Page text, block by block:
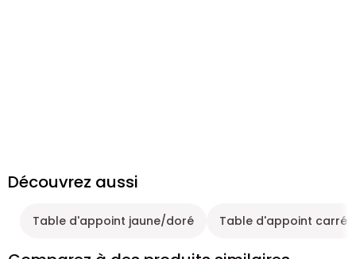
Découvrez aussi
Table d'appoint jaune/doré Table d'appoint carrée